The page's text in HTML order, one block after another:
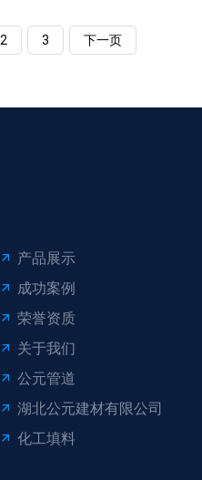
2 3
下一页
产品展示
成功案例
荣誉资质
关于我们
公元管道
湖北公元建材有限公司
化工填料